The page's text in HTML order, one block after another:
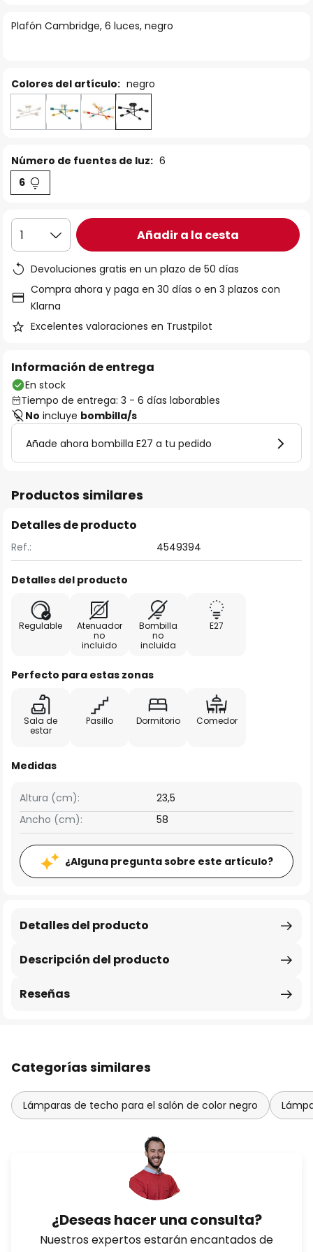
galería
Plafón Cambridge, 6 luces, negro
Colores del artículo: negro
Número de fuentes de luz: 6
6
1 Añadir a la cesta
Devoluciones gratis en un plazo de 50 días
Compra ahora y paga en 30 días o en 3 plazos con
Klarna
Excelentes valoraciones en Trustpilot
Información de entrega
En stock
Tiempo de entrega: 3 - 6 días laborables
No incluye bombilla/s
Añade ahora bombilla E27 a tu pedido
Productos similares
Detalles de producto
Ref.: 4549394
Detalles del producto
Regulable
Atenuador
no
incluido
Bombilla
no
incluida
E27
Perfecto para estas zonas
Sala de
estar
Pasillo Dormitorio Comedor
Medidas
Ancho (cm): 58
Altura (cm): 23,5
¿Alguna pregunta sobre este artículo?
Descripción del producto
Detalles del producto
Reseñas
Categorías similares
Lámparas de techo para el salón de color negro
¿Deseas hacer una consulta?
Nuestros expertos estarán encantados de